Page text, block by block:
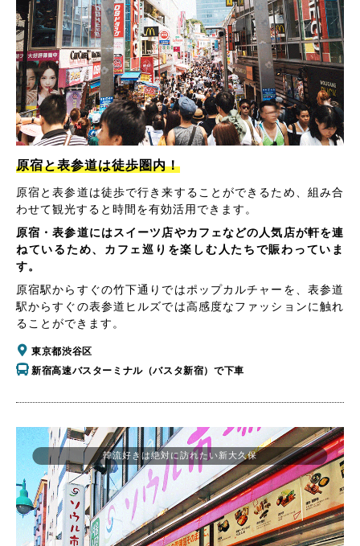
原宿と表参道は徒歩圏内！
原宿と表参道は徒歩で行き来することができるため、組み合
わせて観光すると時間を有効活用できます。
原宿・表参道にはスイーツ店やカフェなどの人気店が軒を連
ねているため、カフェ巡りを楽しむ人たちで賑わっていま
す。
原宿駅からすぐの竹下通りではポップカルチャーを、表参道
駅からすぐの表参道ヒルズでは高感度なファッションに触れ
ることができます。
東京都渋谷区
新宿高速バスターミナル（バスタ新宿）で下車
韓流好きは絶対に訪れたい新大久保